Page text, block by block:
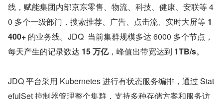
线，赋能集团内部京东零售、物流、科技、健康、安联等 4
0 多个一级部门，搜索推荐、广告、点击流、实时大屏等 1
400+ 的业务线。JDQ  当前集群规模多达 6000 多个节点，
每天产生的记录数达 15 万亿，峰值出带宽达到 1TB/s。
JDQ 平台采用 Kubernetes 进行有状态服务编排，通过 Stat
efulSet 控制器管理整个集群，支持多种存储方案和服务访